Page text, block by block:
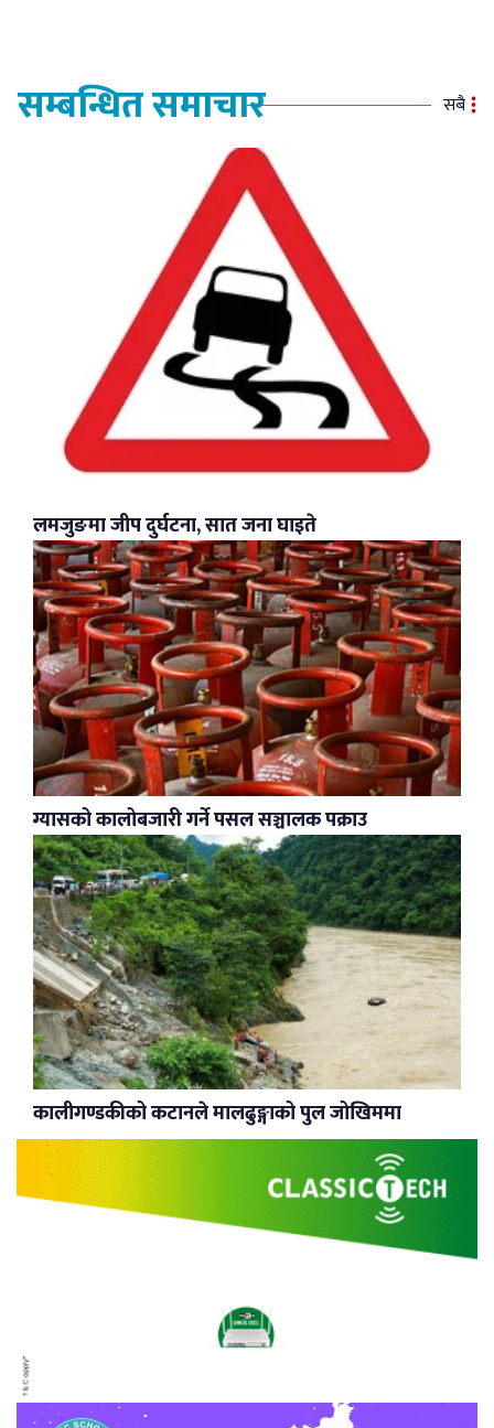
सम्बन्धित समाचार सबै
लमजुङमा जीप दुर्घटना, सात जना घाइते
ग्यासको कालोबजारी गर्ने पसल सञ्चालक पक्राउ
कालीगण्डकीको कटानले मालढुङ्गाको पुल जोखिममा